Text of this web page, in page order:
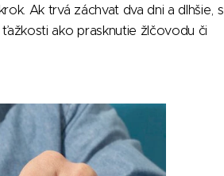
Ak trvá záchvat dva dni a dlhšie, s
ako prasknutie žlčovodu či